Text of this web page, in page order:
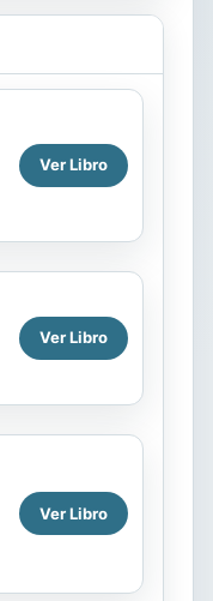
Ver Libro
Ver Libro
Ver Libro